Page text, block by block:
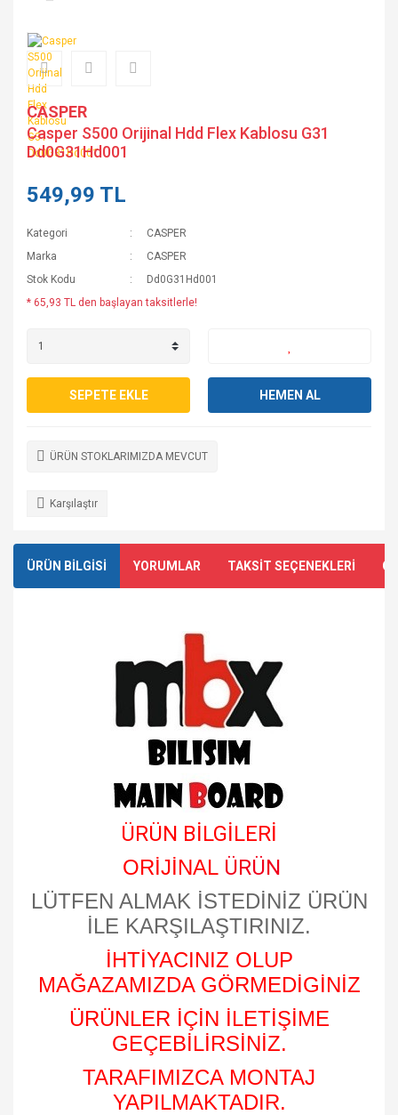
CASPER
Casper S500 Orijinal Hdd Flex Kablosu G31
Dd0G31Hd001
549,99 TL
Kategori
CASPER
Marka
CASPER
Stok Kodu
Dd0G31Hd001
* 65,93 TL den başlayan taksitlerle!
SEPETE EKLE HEMEN AL
ÜRÜN STOKLARIMIZDA MEVCUT
Karşılaştır
ÜRÜN BİLGİSİ YORUMLAR TAKSİT SEÇENEKLERİ
ÜRÜN BİLGİLERİ
ORİJİNAL ÜRÜN
LÜTFEN ALMAK İSTEDİNİZ ÜRÜN
İLE KARŞILAŞTIRINIZ.
İHTİYACINIZ OLUP
MAĞAZAMIZDA GÖRMEDİGİNİZ
ÜRÜNLER İÇİN İLETİŞİME
GEÇEBİLİRSİNİZ.
TARAFIMIZCA MONTAJ
YAPILMAKTADIR.